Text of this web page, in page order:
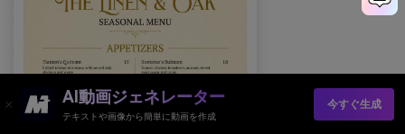
AI動画ジェネレーター
テキストや画像から簡単に動画を作成
今すぐ生成